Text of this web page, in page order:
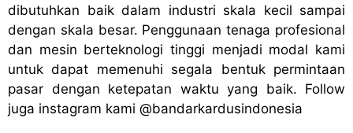
dibutuhkan baik dalam industri skala kecil sampai
dengan skala besar. Penggunaan tenaga profesional
dan mesin berteknologi tinggi menjadi modal kami
untuk dapat memenuhi segala bentuk permintaan
pasar dengan ketepatan waktu yang baik. Follow
juga instagram kami @bandarkardusindonesia